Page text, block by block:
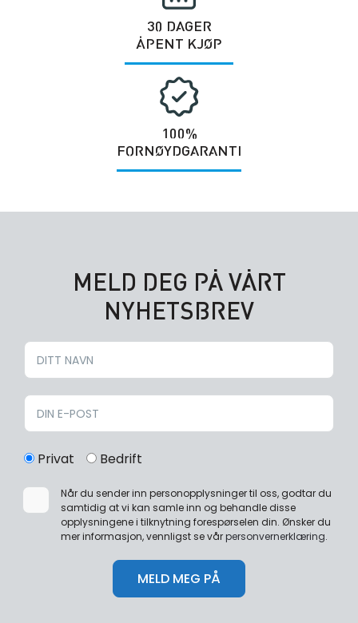
30 DAGER
ÅPENT KJØP
100%
FORNØYDGARANTI
MELD DEG PÅ VÅRT
NYHETSBREV
Privat Bedrift
Når du sender inn personopplysninger til oss, godtar du
samtidig at vi kan samle inn og behandle disse
opplysningene i tilknytning forespørselen din. Ønsker du
mer informasjon, vennligst se vårpersonvernerklæring.